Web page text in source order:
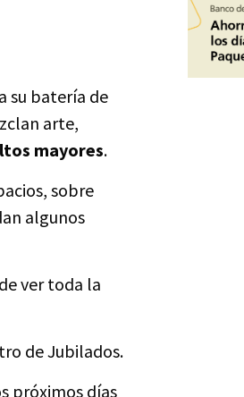
su batería de
arte,
mayores.
sobre
algunos
ver toda la
de Jubilados.
próximos días